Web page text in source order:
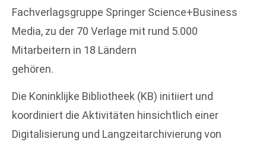
Fachverlagsgruppe Springer Science+Business
Media, zu der 70 Verlage mit rund 5.000
Mitarbeitern in 18 Ländern
gehören.
Die Koninklijke Bibliotheek (KB) initiiert und
koordiniert die Aktivitäten hinsichtlich einer
Digitalisierung und Langzeitarchivierung von